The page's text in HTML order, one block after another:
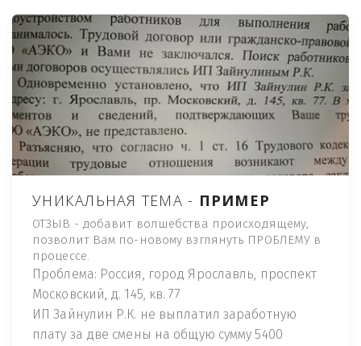
УНИКАЛЬНАЯ ТЕМА - ПРИМЕР
ОТЗЫВ - добавит волшебства происходящему,
позволит Вам по-новому взглянуть ПРОБЛЕМУ в
процессе.
Проблема: Россия, город Ярославль, проспект
Московский, д. 145, кв. 77
ИП Зайнулин Р.К. не выплатил заработную
плату за две смены на общую сумму 5400